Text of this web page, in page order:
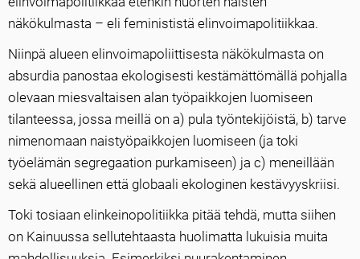
näkökulmasta – eli feminististä elinvoimapolitiikkaa.
Niinpä alueen elinvoimapoliittisesta näkökulmasta on
absurdia panostaa ekologisesti kestämättömällä pohjalla
olevaan miesvaltaisen alan työpaikkojen luomiseen
tilanteessa, jossa meillä on a) pula työntekijöistä, b) tarve
nimenomaan naistyöpaikkojen luomiseen (ja toki
työelämän segregaation purkamiseen) ja c) meneillään
sekä alueellinen että globaali ekologinen kestävyyskriisi.
Toki tosiaan elinkeinopolitiikka pitää tehdä, mutta siihen
on Kainuussa sellutehtaasta huolimatta lukuisia muita